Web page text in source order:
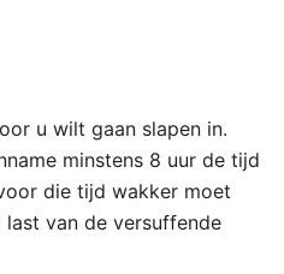
u wilt gaan slapen in.
minstens 8 uur de tijd
die tijd wakker moet
van de versuffende